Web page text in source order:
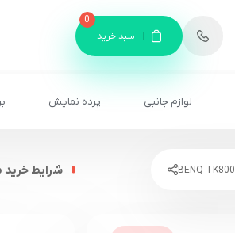
8
سبد خرید
0
لوازم جانبی پرده نمایش
شرایط